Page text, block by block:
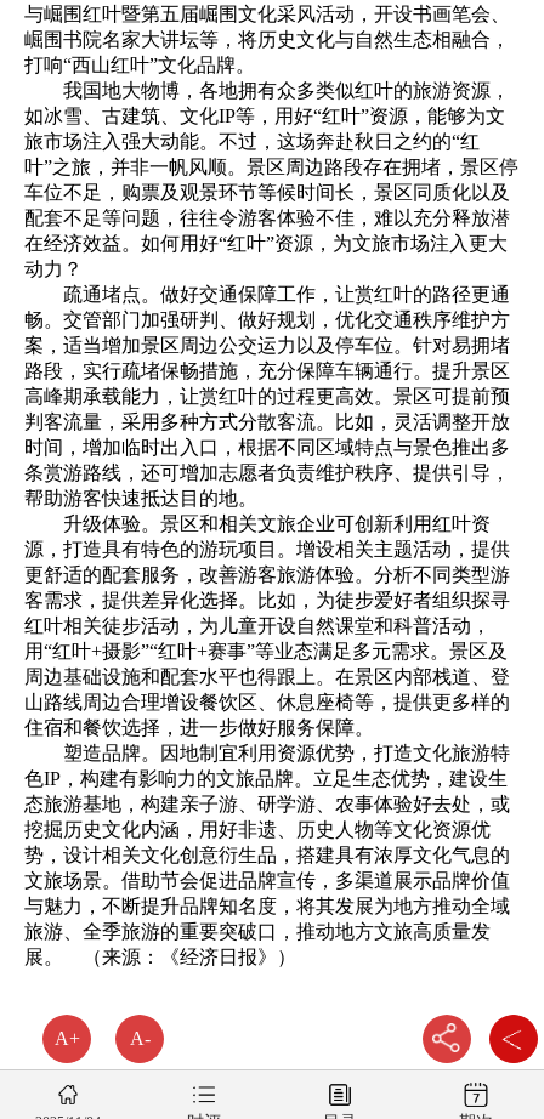
A+ A-
与崛围红叶暨第五届崛围文化采风活动，开设书画笔会、
崛围书院名家大讲坛等，将历史文化与自然生态相融合，
打响“西山红叶”文化品牌。
我国地大物博，各地拥有众多类似红叶的旅游资源，
如冰雪、古建筑、文化IP等，用好“红叶”资源，能够为文
旅市场注入强大动能。不过，这场奔赴秋日之约的“红
叶”之旅，并非一帆风顺。景区周边路段存在拥堵，景区停
车位不足，购票及观景环节等候时间长，景区同质化以及
配套不足等问题，往往令游客体验不佳，难以充分释放潜
在经济效益。如何用好“红叶”资源，为文旅市场注入更大
动力？
疏通堵点。做好交通保障工作，让赏红叶的路径更通
畅。交管部门加强研判、做好规划，优化交通秩序维护方
案，适当增加景区周边公交运力以及停车位。针对易拥堵
路段，实行疏堵保畅措施，充分保障车辆通行。提升景区
高峰期承载能力，让赏红叶的过程更高效。景区可提前预
判客流量，采用多种方式分散客流。比如，灵活调整开放
时间，增加临时出入口，根据不同区域特点与景色推出多
条赏游路线，还可增加志愿者负责维护秩序、提供引导，
帮助游客快速抵达目的地。
升级体验。景区和相关文旅企业可创新利用红叶资
源，打造具有特色的游玩项目。增设相关主题活动，提供
更舒适的配套服务，改善游客旅游体验。分析不同类型游
客需求，提供差异化选择。比如，为徒步爱好者组织探寻
红叶相关徒步活动，为儿童开设自然课堂和科普活动，
用“红叶+摄影”“红叶+赛事”等业态满足多元需求。景区及
周边基础设施和配套水平也得跟上。在景区内部栈道、登
山路线周边合理增设餐饮区、休息座椅等，提供更多样的
住宿和餐饮选择，进一步做好服务保障。
塑造品牌。因地制宜利用资源优势，打造文化旅游特
色IP，构建有影响力的文旅品牌。立足生态优势，建设生
态旅游基地，构建亲子游、研学游、农事体验好去处，或
挖掘历史文化内涵，用好非遗、历史人物等文化资源优
势，设计相关文化创意衍生品，搭建具有浓厚文化气息的
文旅场景。借助节会促进品牌宣传，多渠道展示品牌价值
与魅力，不断提升品牌知名度，将其发展为地方推动全域
旅游、全季旅游的重要突破口，推动地方文旅高质量发
展。 （来源：《经济日报》）